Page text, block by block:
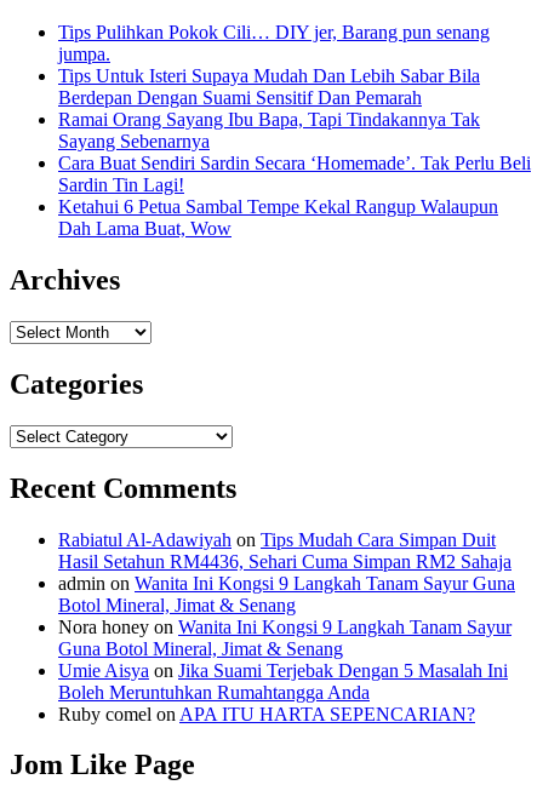
Tips Pulihkan Pokok Cili… DIY jer, Barang pun senang
jumpa.
Tips Untuk Isteri Supaya Mudah Dan Lebih Sabar Bila
Berdepan Dengan Suami Sensitif Dan Pemarah
Ramai Orang Sayang Ibu Bapa, Tapi Tindakannya Tak
Sayang Sebenarnya
Cara Buat Sendiri Sardin Secara ‘Homemade’. Tak Perlu Beli
Sardin Tin Lagi!
Ketahui 6 Petua Sambal Tempe Kekal Rangup Walaupun
Dah Lama Buat, Wow
Archives
Archives
Categories
Categories
Recent Comments
Rabiatul Al-Adawiyah on Tips Mudah Cara Simpan Duit
Hasil Setahun RM4436, Sehari Cuma Simpan RM2 Sahaja
admin on Wanita Ini Kongsi 9 Langkah Tanam Sayur Guna
Botol Mineral, Jimat & Senang
Nora honey on Wanita Ini Kongsi 9 Langkah Tanam Sayur
Guna Botol Mineral, Jimat & Senang
Umie Aisya on Jika Suami Terjebak Dengan 5 Masalah Ini
Boleh Meruntuhkan Rumahtangga Anda
Ruby comel on APA ITU HARTA SEPENCARIAN?
Jom Like Page